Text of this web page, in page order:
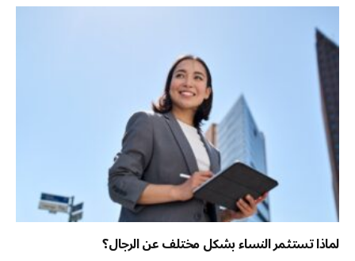
لماذا تستثمر النساء بشكل مختلف عن الرجال؟